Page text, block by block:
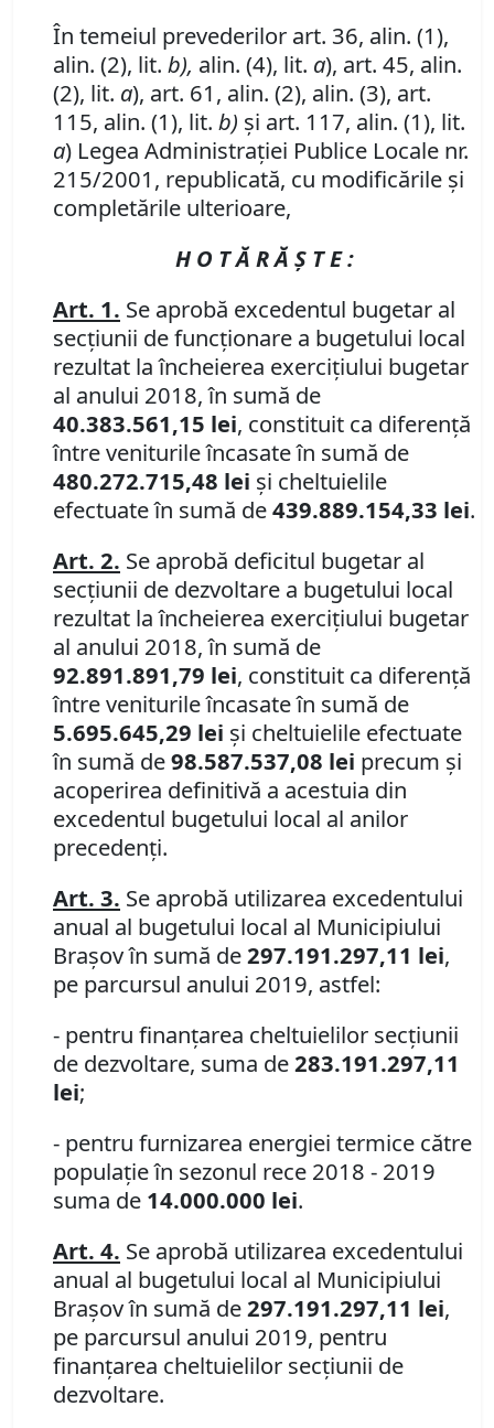
În temeiul prevederilor art. 36, alin. (1),
alin. (2), lit. b), alin. (4), lit. a), art. 45, alin.
(2), lit. a), art. 61, alin. (2), alin. (3), art.
115, alin. (1), lit. b) şi art. 117, alin. (1), lit.
a) Legea Administraţiei Publice Locale nr.
215/2001, republicată, cu modificările şi
completările ulterioare,
H O T Ă R Ă Ş T E :
Art. 1. Se aprobă excedentul bugetar al
secţiunii de funcţionare a bugetului local
rezultat la încheierea exerciţiului bugetar
al anului 2018, în sumă de
40.383.561,15 lei, constituit ca diferenţă
între veniturile încasate în sumă de
480.272.715,48 lei şi cheltuielile
efectuate în sumă de439.889.154,33 lei.
Art. 2. Se aprobă deficitul bugetar al
secţiunii de dezvoltare a bugetului local
rezultat la încheierea exerciţiului bugetar
al anului 2018, în sumă de
92.891.891,79 lei, constituit ca diferenţă
între veniturile încasate în sumă de
5.695.645,29 lei şi cheltuielile efectuate
în sumă de98.587.537,08 lei precum şi
acoperirea definitivă a acestuia din
excedentul bugetului local al anilor
precedenţi.
Art. 3. Se aprobă utilizarea excedentului
anual al bugetului local al Municipiului
Braşov în sumă de297.191.297,11 lei,
pe parcursul anului 2019, astfel:
- pentru finanţarea cheltuielilor secţiunii
de dezvoltare, suma de283.191.297,11
lei;
- pentru furnizarea energiei termice către
populaţie în sezonul rece 2018 - 2019
suma de 14.000.000 lei.
Art. 4. Se aprobă utilizarea excedentului
anual al bugetului local al Municipiului
Braşov în sumă de297.191.297,11 lei,
pe parcursul anului 2019, pentru
finanţarea cheltuielilor secţiunii de
dezvoltare.